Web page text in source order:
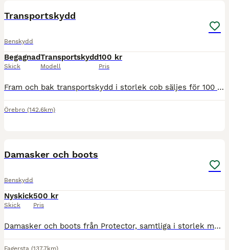
Transportskydd
Benskydd
Begagnad
Skick
Transportskydd
Modell
100 kr
Pris
Fram och bak transportskydd i storlek cob säljes för 100 kr. Finns att hämta i Örebro eller ev skickas.
Örebro (142.6km)
Damasker och boots
Benskydd
Nyskick
Skick
500 kr
Pris
Damasker och boots från Protector, samtliga i storlek medium. Helt nya. Säljs tillsammans. Kan skickas mot porto.
Fagersta (137.7km)